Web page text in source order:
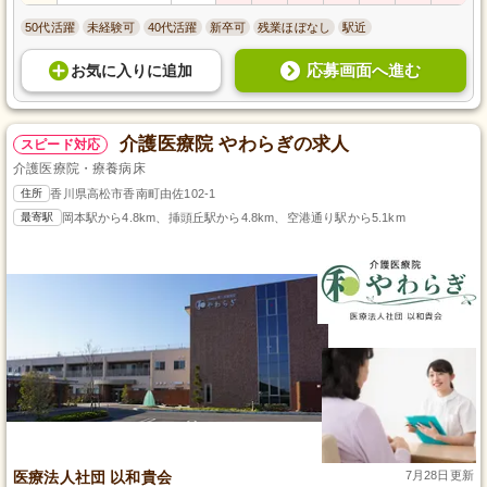
50代活躍 未経験可 40代活躍 新卒可 残業ほぼなし 駅近
お気に入り に追加 応募画面へ進む
スピード対応 介護医療院 やわらぎの求人
介護医療院・療養病床
住所 香川県高松市香南町由佐102-1
最寄駅 岡本駅から4.8km、挿頭丘駅から4.8km、空港通り駅から5.1km
医療法人社団 以和貴会 7月28日更新